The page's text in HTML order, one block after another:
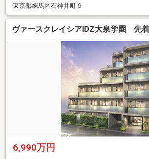
東京都練馬区石神井町６
ヴァースクレイシアIDZ大泉学園 先
6,990万円